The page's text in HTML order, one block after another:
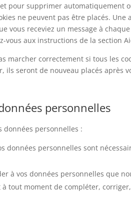
pour supprimer automatiquement
ne peuvent pas être placés.
vous receviez un message à
vous aux instructions de la section
marcher correctement si tous les
ils seront de nouveau placés après
personnelles
données personnelles :
données personnelles sont
à vos données personnelles que
tout moment de compléter,